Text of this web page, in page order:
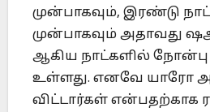
முன்பாகவும், இரண்டு
முன்பாகவும் அதாவது
ஆகிய நாட்களில்
உள்ளது. எனவே யாரோ
விட்டார்கள்